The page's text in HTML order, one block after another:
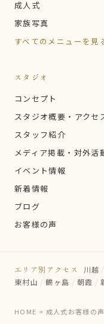
成人式
家族写真
すべてのメニューを見
スタジオ
コンセプト
スタジオ概要・アクセ
スタッフ紹介
メディア掲載・対外活
イベント情報
新着情報
ブログ
お客様の声
エリア別アクセス 川越 /
東村山 / 鶴ヶ島 / 朝霞 /
HOME > 成人式お客様の声